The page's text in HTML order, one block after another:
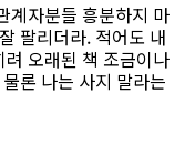
계자분들 흥분하지 마
팔리더라. 적어도 내
오래된 책 조금이나
론 나는 사지 말라는